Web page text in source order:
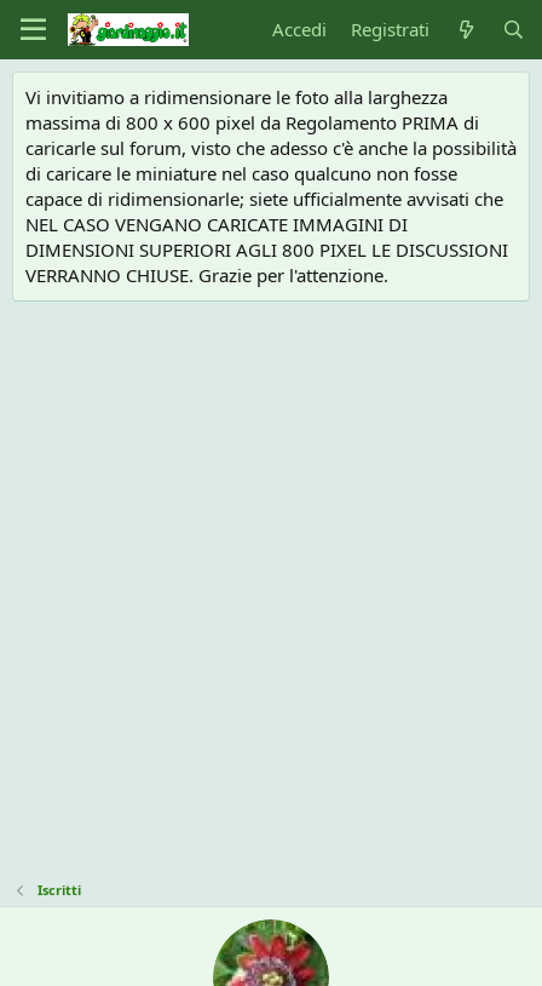
Accedi Registrati
Vi invitiamo a ridimensionare le foto alla larghezza
massima di 800 x 600 pixel da Regolamento PRIMA di
caricarle sul forum, visto che adesso c'è anche la possibilità
di caricare le miniature nel caso qualcuno non fosse
capace di ridimensionarle; siete ufficialmente avvisati che
NEL CASO VENGANO CARICATE IMMAGINI DI
DIMENSIONI SUPERIORI AGLI 800 PIXEL LE DISCUSSIONI
VERRANNO CHIUSE. Grazie per l'attenzione.
Iscritti